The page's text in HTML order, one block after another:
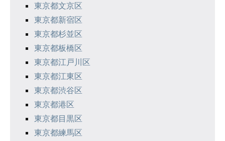
東京都文京区
東京都新宿区
東京都杉並区
東京都板橋区
東京都江戸川区
東京都江東区
東京都渋谷区
東京都港区
東京都目黒区
東京都練馬区